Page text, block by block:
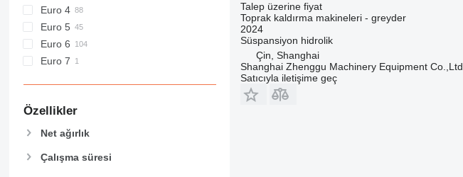
Euro 4
Euro 5
Euro 6
Euro 7
Özellikler
Net ağırlık
Çalışma süresi
Talep üzerine fiyat
Toprak kaldırma makineleri - greyder
2024
Süspansiyon hidrolik
Çin, Shanghai
Shanghai Zhenggu Machinery Equipment Co.,Ltd
Satıcıyla iletişime geç